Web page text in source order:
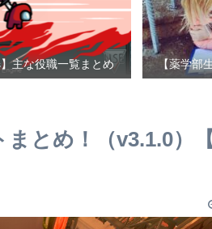
主な役職一覧まとめ 【薬学部
まとめ！（v3.1.0）